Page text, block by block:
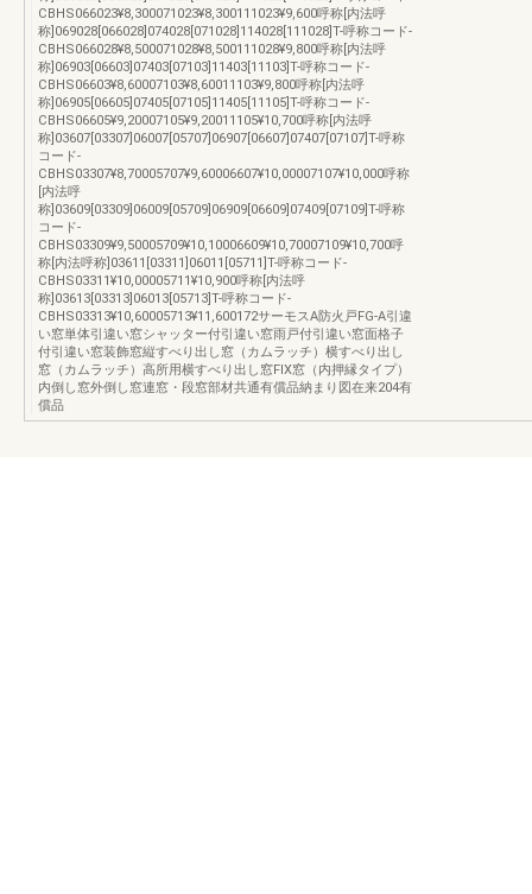
CBHS066023¥8,300071023¥8,300111023¥9,600呼称[内法呼
称]069028[066028]074028[071028]114028[111028]T-呼称コード-
CBHS066028¥8,500071028¥8,500111028¥9,800呼称[内法呼
称]06903[06603]07403[07103]11403[11103]T-呼称コード-
CBHS06603¥8,60007103¥8,60011103¥9,800呼称[内法呼
称]06905[06605]07405[07105]11405[11105]T-呼称コード-
CBHS06605¥9,20007105¥9,20011105¥10,700呼称[内法呼
称]03607[03307]06007[05707]06907[06607]07407[07107]T-呼称
コード-
CBHS03307¥8,70005707¥9,60006607¥10,00007107¥10,000呼称
[内法呼
称]03609[03309]06009[05709]06909[06609]07409[07109]T-呼称
コード-
CBHS03309¥9,50005709¥10,10006609¥10,70007109¥10,700呼
称[内法呼称]03611[03311]06011[05711]T-呼称コード-
CBHS03311¥10,00005711¥10,900呼称[内法呼
称]03613[03313]06013[05713]T-呼称コード-
CBHS03313¥10,60005713¥11,600172サーモスA防火戸FG-A引違
い窓単体引違い窓シャッター付引違い窓雨戸付引違い窓面格子
付引違い窓装飾窓縦すべり出し窓（カムラッチ）横すべり出し
窓（カムラッチ）高所用横すべり出し窓FIX窓（内押縁タイプ）
内倒し窓外倒し窓連窓・段窓部材共通有償品納まり図在来204有
償品